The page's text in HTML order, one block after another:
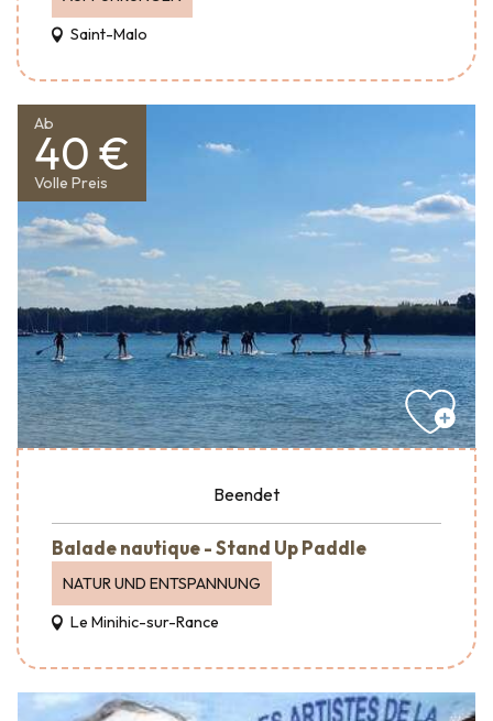
Saint-Malo
Ab
40 €
Volle Preis
Beendet
Balade nautique - Stand Up Paddle
NATUR UND ENTSPANNUNG
Le Minihic-sur-Rance